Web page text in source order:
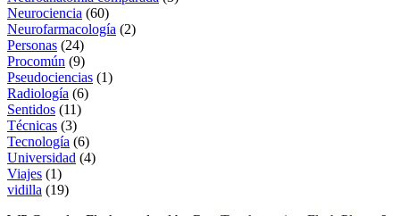
Neurociencia (60)
Neurofarmacología (2)
Personas (24)
Procomún (9)
Pseudociencias (1)
Radiología (6)
Sentidos (11)
Técnicas (3)
Tecnología (6)
Universidad (4)
Viajes (1)
vidilla (19)